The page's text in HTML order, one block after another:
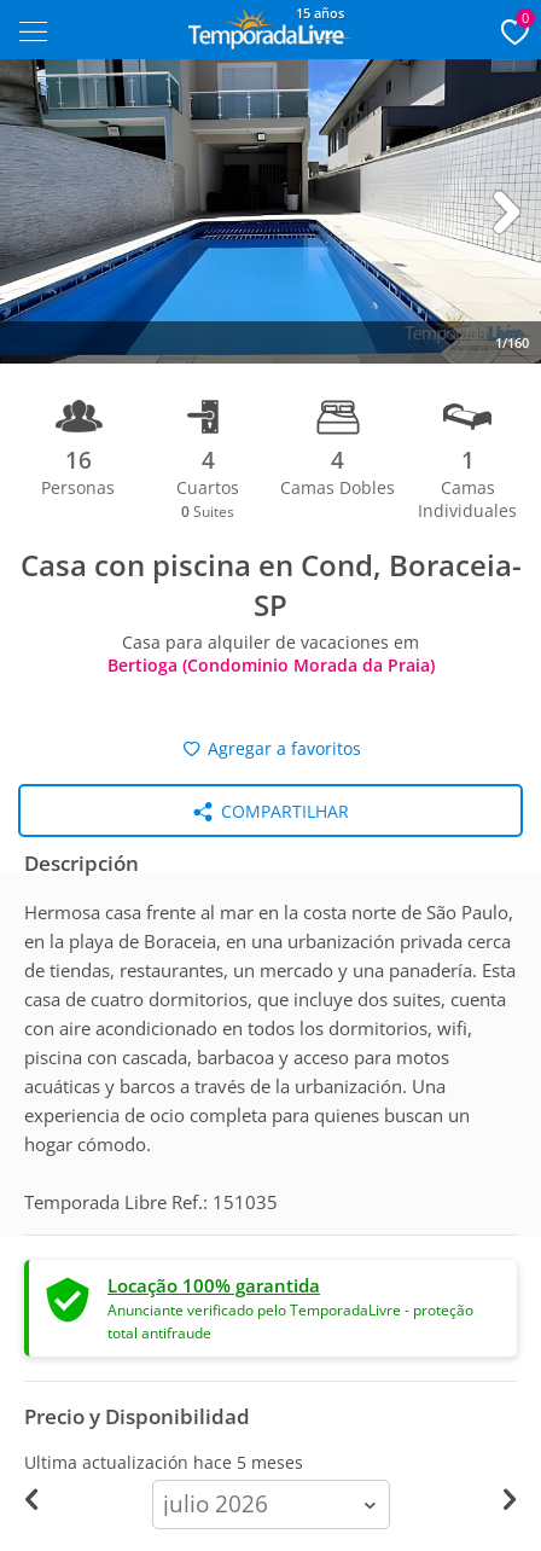
15 años 0
1/160
Next
16
Personas
4
Cuartos
0 Suites
4
Camas Dobles
1
Camas
Individuales
Casa con piscina en Cond, Boraceia-
SP
Casa para alquiler de vacaciones em
Bertioga (Condominio Morada da Praia)
Agregar a favoritos
COMPARTILHAR
Descripción
Hermosa casa frente al mar en la costa norte de São Paulo,
en la playa de Boraceia, en una urbanización privada cerca
de tiendas, restaurantes, un mercado y una panadería. Esta
casa de cuatro dormitorios, que incluye dos suites, cuenta
con aire acondicionado en todos los dormitorios, wifi,
piscina con cascada, barbacoa y acceso para motos
acuáticas y barcos a través de la urbanización. Una
experiencia de ocio completa para quienes buscan un
hogar cómodo.
Temporada Libre Ref.: 151035
Locação 100% garantida
Anunciante verificado pelo TemporadaLivre - proteção
total antifraude
Precio y Disponibilidad
Ultima actualización hace 5 meses
calendar-
month